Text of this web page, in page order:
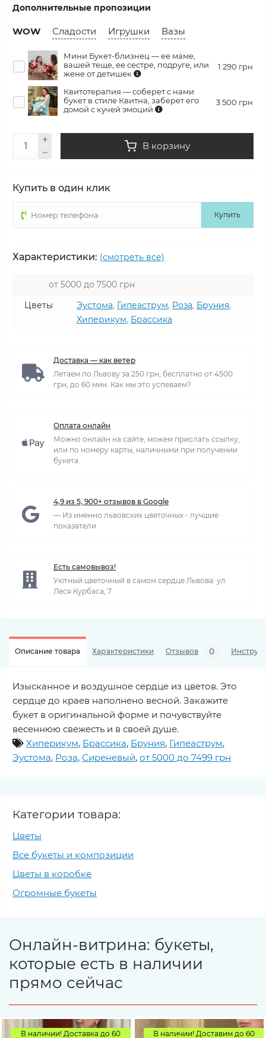
Дополнительные пропозиции
WOW Сладости Игрушки Вазы
Мини Букет-близнец — ее маме,
вашей теще, ее сестре, подруге, или
жене от детишек
1 290 грн
Квитотерапия — соберет с нами
букет в стиле Квитна, заберет его
домой с кучей эмоций
3 500 грн
В корзину
Купить в один клик
Купить
Характеристики: (смотреть все)
от 5000 до 7500 грн
Цветы
Эустома, Гипеаструм, Роза, Бруния,
Хиперикум, Брассика
Доставка — как ветер
Летаем по Львову за 250 грн, бесплатно от 4500
грн, до 60 мин. Как мы это успеваем?
Оплата онлайн
Можно онлайн на сайте, можем прислать ссылку,
или по номеру карты, наличными при получении
букета.
4,9 из 5, 900+ отзывов в Google
— Из именно львовских цветочных - лучшие
показатели
Есть самовывоз!
Уютный цветочный в самом сердце Львова: ул.
Леся Курбаса, 7
Описание товара Характеристики Отзывов 0
Изысканное и воздушное сердце из цветов. Это
сердце до краев наполнено весной. Закажите
букет в оригинальной форме и почувствуйте
весеннюю свежесть и в своей душе.
Хиперикум, Брассика, Бруния, Гипеаструм,
Эустома, Роза, Сиреневый, от 5000 до 7499 грн
Категории товара:
Цветы
Все букеты и композиции
Цветы в коробке
Огромные букеты
Онлайн-витрина: букеты,
которые есть в наличии
прямо сейчас
В наличии! Доставка до 60
В наличии! Доставим до 60